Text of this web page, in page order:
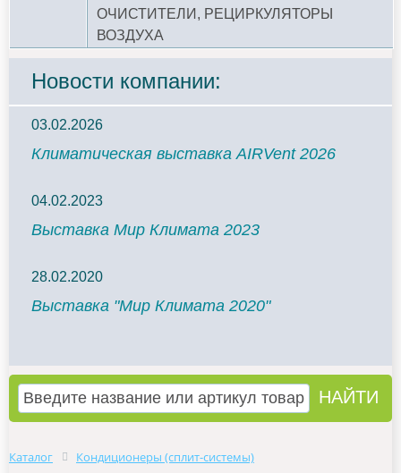
ОЧИСТИТЕЛИ, РЕЦИРКУЛЯТОРЫ
ВОЗДУХА
Новости компании:
03.02.2026
Климатическая выставка AIRVent 2026
04.02.2023
Выставка Мир Климата 2023
28.02.2020
Выставка "Мир Климата 2020"
Каталог
Кондиционеры (сплит-системы)